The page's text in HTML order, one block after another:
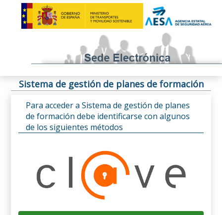
Sistema de gestión de planes de formación
Para acceder a Sistema de gestión de planes
de formación debe identificarse con algunos
de los siguientes métodos